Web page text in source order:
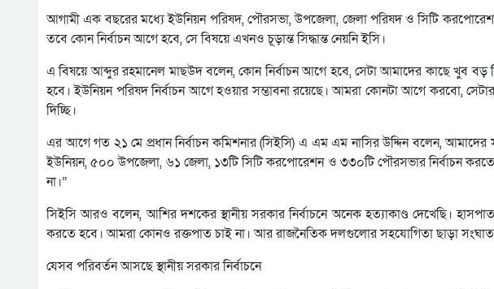
আগামী এক বছরের মধ্যে ইউনিয়ন পরিষদ, পৌরসভা, উপজেলা, জেলা পরিষদ ও সিটি
তবে কোন নির্বাচন আগে হবে, সে বিষয়ে এখনও চূড়ান্ত সিদ্ধান্ত নেয়নি ইসি।
এ বিষয়ে আব্দুর রহমানেল মাছউদ বলেন, কোন নির্বাচন আগে হবে, সেটা আমাদের কাছে খুব বড়
হবে। ইউনিয়ন পরিষদ নির্বাচন আগে হওয়ার সম্ভাবনা রয়েছে। আমরা কোনটা আগে করবো, সেটার
দিচ্ছি।
এর আগে গত ২১ মে প্রধান নির্বাচন কমিশনার (সিইসি) এ এম এম নাসির উদ্দিন বলেন, আমাদের
ইউনিয়ন, ৫০০ উপজেলা, ৬১ জেলা, ১৩টি সিটি করপোরেশন ও ৩৩০টি পৌরসভার নির্বাচন
না।”
সিইসি আরও বলেন, আশির দশকের স্থানীয় সরকার নির্বাচনে অনেক হত্যাকাণ্ড দেখেছি।
করতে হবে। আমরা কোনও রক্তপাত চাই না। আর রাজনৈতিক দলগুলোর সহযোগিতা ছাড়া
যেসব পরিবর্তন আসছে স্থানীয় সরকার নির্বাচনে